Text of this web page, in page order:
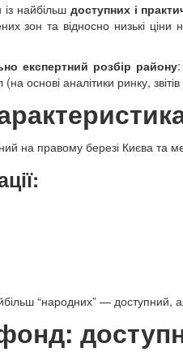
найбільш доступних і
зон та відносно низькі
експертний розбір району
основі аналітики ринку,
на правому березі Києва та
“народних” — доступний,